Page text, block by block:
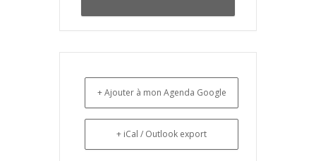
+ Ajouter à mon Agenda Google
+ iCal / Outlook export